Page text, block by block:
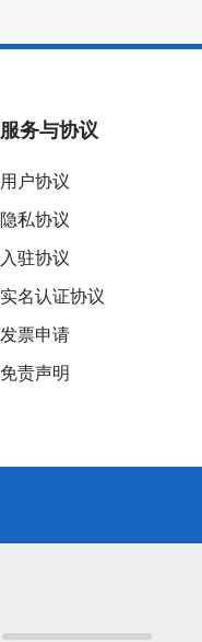
服务与协议
用户协议
隐私协议
入驻协议
实名认证协议
发票申请
免责声明